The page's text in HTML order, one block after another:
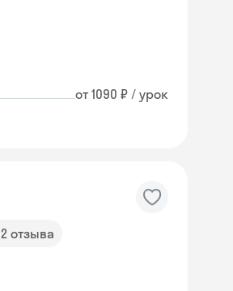
от 1090 ₽ / урок
2 отзыва